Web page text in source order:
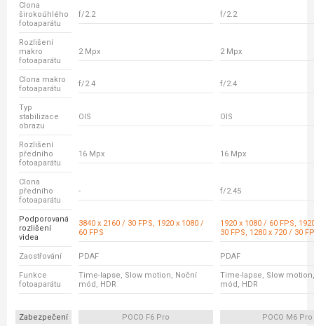
Clona
širokoúhlého
fotoaparátu
f/2.2 f/2.2
Rozlišení
makro
fotoaparátu
2 Mpx 2 Mpx
Clona makro
fotoaparátu
f/2.4 f/2.4
Typ
stabilizace
obrazu
OIS OIS
Rozlišení
předního
fotoaparátu
16 Mpx 16 Mpx
Clona
předního
fotoaparátu
- f/2.45
Podporovaná
rozlišení
videa
3840 x 2160 / 30 FPS, 1920 x 1080 /
60 FPS
1920 x 1080 / 60 FPS,
30 FPS, 1280 x 720 / 30
Zaostřování PDAF PDAF
Funkce
fotoaparátu
Time-lapse, Slow motion, Noční
mód, HDR
Time-lapse, Slow
mód, HDR
Zabezpečení POCO F6 Pro
POCO M6 Pro